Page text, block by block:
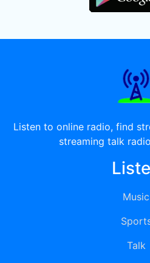
Listen to online radio, find
streaming talk
Music
Talk